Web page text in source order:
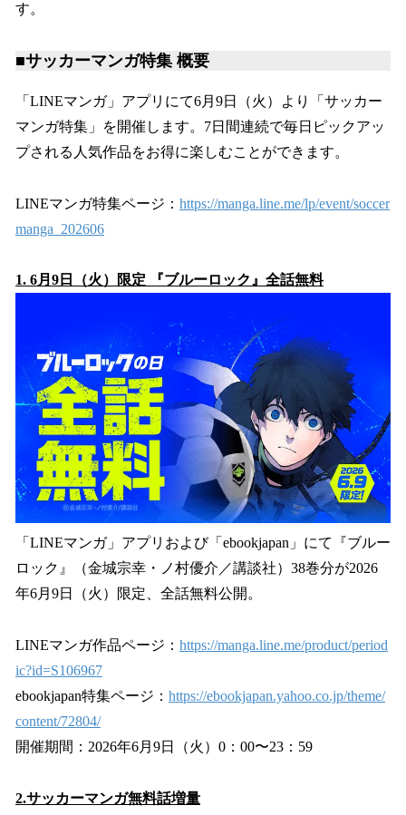
す。
■サッカーマンガ特集 概要
「LINEマンガ」アプリにて6月9日（火）より「サッカー
マンガ特集」を開催します。7日間連続で毎日ピックアッ
プされる人気作品をお得に楽しむことができます。
LINEマンガ特集ページ： https://manga.line.me/lp/event/soccer
manga_202606
1. 6月9日（火）限定 『ブルーロック』全話無料
「LINEマンガ」アプリおよび「ebookjapan」にて『ブルー
ロック』（金城宗幸・ノ村優介／講談社）38巻分が2026
年6月9日（火）限定、全話無料公開。
LINEマンガ作品ページ： https://manga.line.me/product/period
ic?id=S106967
ebookjapan特集ページ： https://ebookjapan.yahoo.co.jp/theme/
content/72804/
開催期間：2026年6月9日（火）0：00〜23：59
2.サッカーマンガ無料話増量